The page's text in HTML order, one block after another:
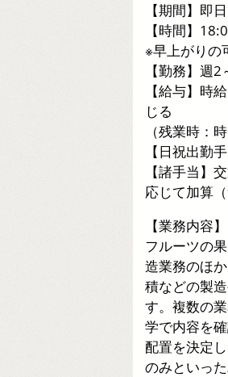
【期間】即
【時間】
※早上がりの
【勤務】週2
【給与】時
じる
（残業時：
【日祝出勤
【諸手当】
応じて加算
【業務内容】
フルーツの
造業務のほ
積などの製
す。複数の
学で内容を
配置を決定
のみといっ